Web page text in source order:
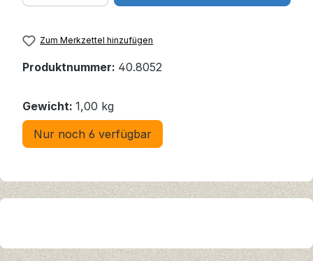
Zum Merkzettel hinzufügen
Produktnummer: 40.8052
Gewicht: 1,00 kg
Nur noch 6 verfügbar